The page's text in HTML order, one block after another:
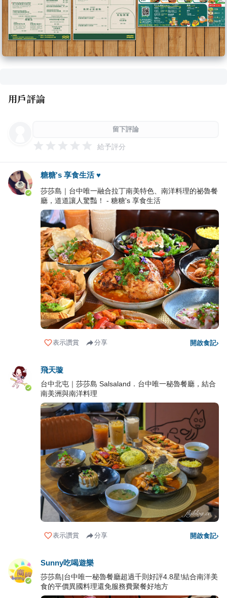
用戶評論
留下評論
給予評分
糖糖's 享食生活 ♥
莎莎島｜台中唯一融合拉丁南美特色、南洋料理的祕魯餐
廳，道道讓人驚豔！ - 糖糖's 享食生活
表示讚賞 分享 開啟食記›
飛天璇
台中北屯｜莎莎島 Salsaland．台中唯一秘魯餐廳，結合
南美洲與南洋料理
表示讚賞 分享 開啟食記›
Sunny吃喝遊樂
莎莎島|台中唯一秘魯餐廳超過千則好評4.8星!結合南洋美
食的平價異國料理還免服務費聚餐好地方